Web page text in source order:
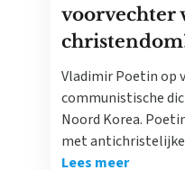
voorvechter
Vladimir Poetin op
communistische
Noord Korea.
met
Lees meer